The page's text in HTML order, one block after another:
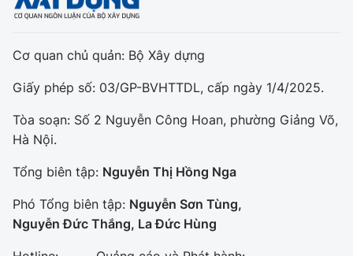
Cơ quan chủ quản: Bộ Xây dựng
Giấy phép số: 03/GP-BVHTTDL, cấp ngày 1/4/2025.
Tòa soạn: Số 2 Nguyễn Công Hoan, phường Giảng Võ,
Hà Nội.
Tổng biên tập: Nguyễn Thị Hồng Nga
Phó Tổng biên tập: Nguyễn Sơn Tùng,
Nguyễn Đức Thắng, La Đức Hùng